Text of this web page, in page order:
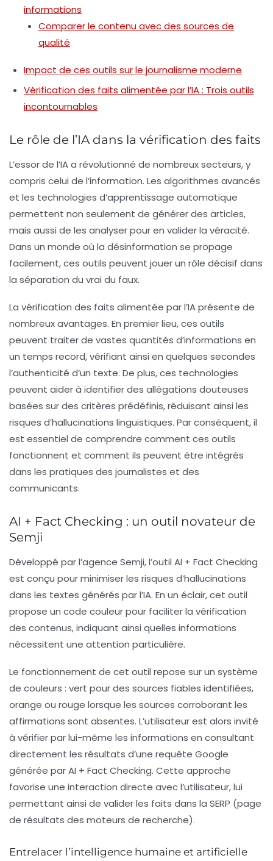
informations
Comparer le contenu avec des sources de
qualité
Impact de ces outils sur le journalisme moderne
Vérification des faits alimentée par l’IA : Trois outils
incontournables
Le rôle de l’IA dans la vérification des faits
L’essor de l’IA a révolutionné de nombreux secteurs, y
compris celui de l’information. Les algorithmes avancés
et les technologies d’apprentissage automatique
permettent non seulement de générer des articles,
mais aussi de les analyser pour en valider la véracité.
Dans un monde où la désinformation se propage
facilement, ces outils peuvent jouer un rôle décisif dans
la séparation du vrai du faux.
La vérification des faits alimentée par l’IA présente de
nombreux avantages. En premier lieu, ces outils
peuvent traiter de vastes quantités d’informations en
un temps record, vérifiant ainsi en quelques secondes
l’authenticité d’un texte. De plus, ces technologies
peuvent aider à identifier des allégations douteuses
basées sur des critères prédéfinis, réduisant ainsi les
risques d’hallucinations linguistiques. Par conséquent, il
est essentiel de comprendre comment ces outils
fonctionnent et comment ils peuvent être intégrés
dans les pratiques des journalistes et des
communicants.
AI + Fact Checking : un outil novateur de
Semji
Développé par l’agence Semji, l’outil AI + Fact Checking
est conçu pour minimiser les risques d’hallucinations
dans les textes générés par l’IA. En un éclair, cet outil
propose un code couleur pour faciliter la vérification
des contenus, indiquant ainsi quelles informations
nécessitent une attention particulière.
Le fonctionnement de cet outil repose sur un système
de couleurs : vert pour des sources fiables identifiées,
orange ou rouge lorsque les sources corroborant les
affirmations sont absentes. L’utilisateur est alors invité
à vérifier par lui-même les informations en consultant
directement les résultats d’une requête Google
générée par AI + Fact Checking. Cette approche
favorise une interaction directe avec l’utilisateur, lui
permettant ainsi de valider les faits dans la SERP (page
de résultats des moteurs de recherche).
Entrelacer l’intelligence humaine et artificielle